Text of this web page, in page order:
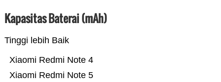
Kapasitas Baterai (mAh)
Tinggi lebih Baik
Xiaomi Redmi Note 5
Xiaomi Redmi Note 4